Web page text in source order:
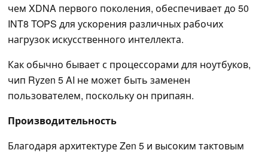
чем XDNA первого поколения, обеспечивает до 50
INT8 TOPS для ускорения различных рабочих
нагрузок искусственного интеллекта.
Как обычно бывает с процессорами для ноутбуков,
чип Ryzen 5 AI не может быть заменен
пользователем, поскольку он припаян.
Производительность
Благодаря архитектуре Zen 5 и высоким тактовым